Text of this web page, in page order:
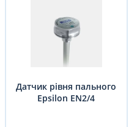
Датчик рівня пального
Epsilon EN2/4